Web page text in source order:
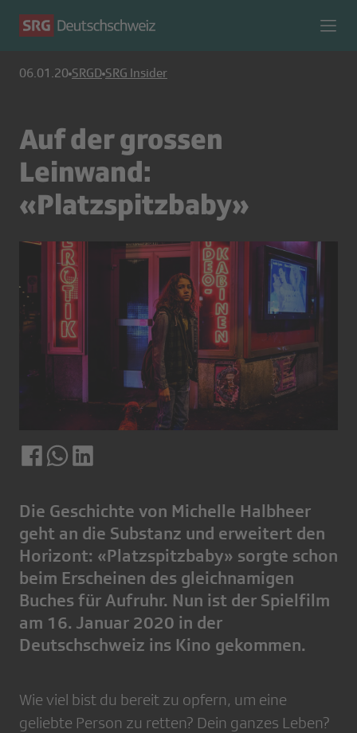
06.01.20 SRGD SRG Insider
Auf der grossen
Leinwand:
«Platzspitzbaby»
Die Geschichte von Michelle Halbheer
geht an die Substanz und erweitert den
Horizont: «Platzspitzbaby» sorgte schon
beim Erscheinen des gleichnamigen
Buches für Aufruhr. Nun ist der Spielfilm
am 16. Januar 2020 in der
Deutschschweiz ins Kino gekommen.
Wie viel bist du bereit zu opfern, um eine
geliebte Person zu retten? Dein ganzes Leben?